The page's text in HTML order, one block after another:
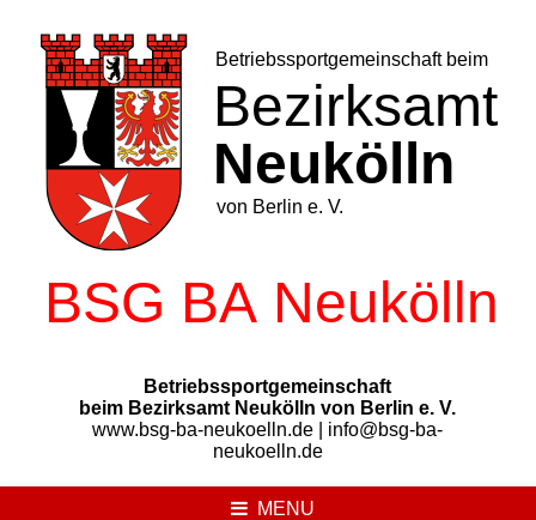
content
Betriebssportgemeinschaft
beim Bezirksamt Neukölln von Berlin e. V.
www.bsg-ba-neukoelln.de | info@bsg-ba-
neukoelln.de
MENU